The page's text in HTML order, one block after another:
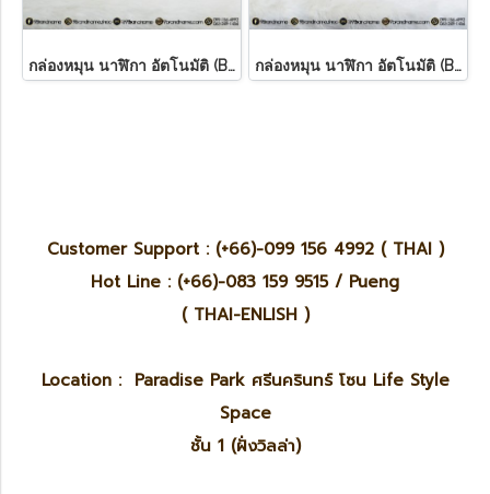
กล่องหมุน นาฬิกา อัตโนมัติ (Box Winder) แบบ 1 เรือน กล่องหมุน นาฬิกา อัตโนมัติ (Box Winder) แบบ 4 เรือน
Customer Support : (+66)-099 156 4992 ( THAI )
Hot Line : (+66)-083 159 9515 / Pueng
( THAI-ENLISH )
Location : Paradise Park ศรีนครินทร์ โซน Life Style
Space
ชั้น 1 (ฝั่งวิลล่า)